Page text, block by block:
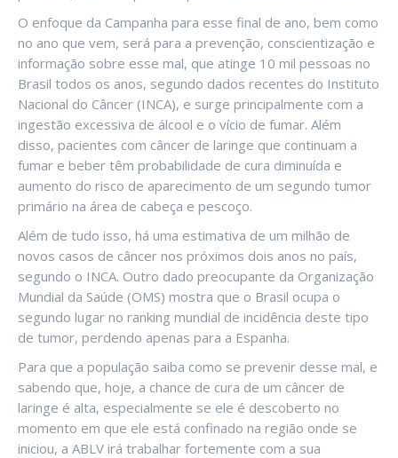
O enfoque da Campanha para esse final de ano, bem como
no ano que vem, será para a prevenção, conscientização e
informação sobre esse mal, que atinge 10 mil pessoas no
Brasil todos os anos, segundo dados recentes do Instituto
Nacional do Câncer (INCA), e surge principalmente com a
ingestão excessiva de álcool e o vício de fumar. Além
disso, pacientes com câncer de laringe que continuam a
fumar e beber têm probabilidade de cura diminuída e
aumento do risco de aparecimento de um segundo tumor
primário na área de cabeça e pescoço.
Além de tudo isso, há uma estimativa de um milhão de
novos casos de câncer nos próximos dois anos no país,
segundo o INCA. Outro dado preocupante da Organização
Mundial da Saúde (OMS) mostra que o Brasil ocupa o
segundo lugar no ranking mundial de incidência deste tipo
de tumor, perdendo apenas para a Espanha.
Para que a população saiba como se prevenir desse mal, e
sabendo que, hoje, a chance de cura de um câncer de
laringe é alta, especialmente se ele é descoberto no
momento em que ele está confinado na região onde se
iniciou, a ABLV irá trabalhar fortemente com a sua